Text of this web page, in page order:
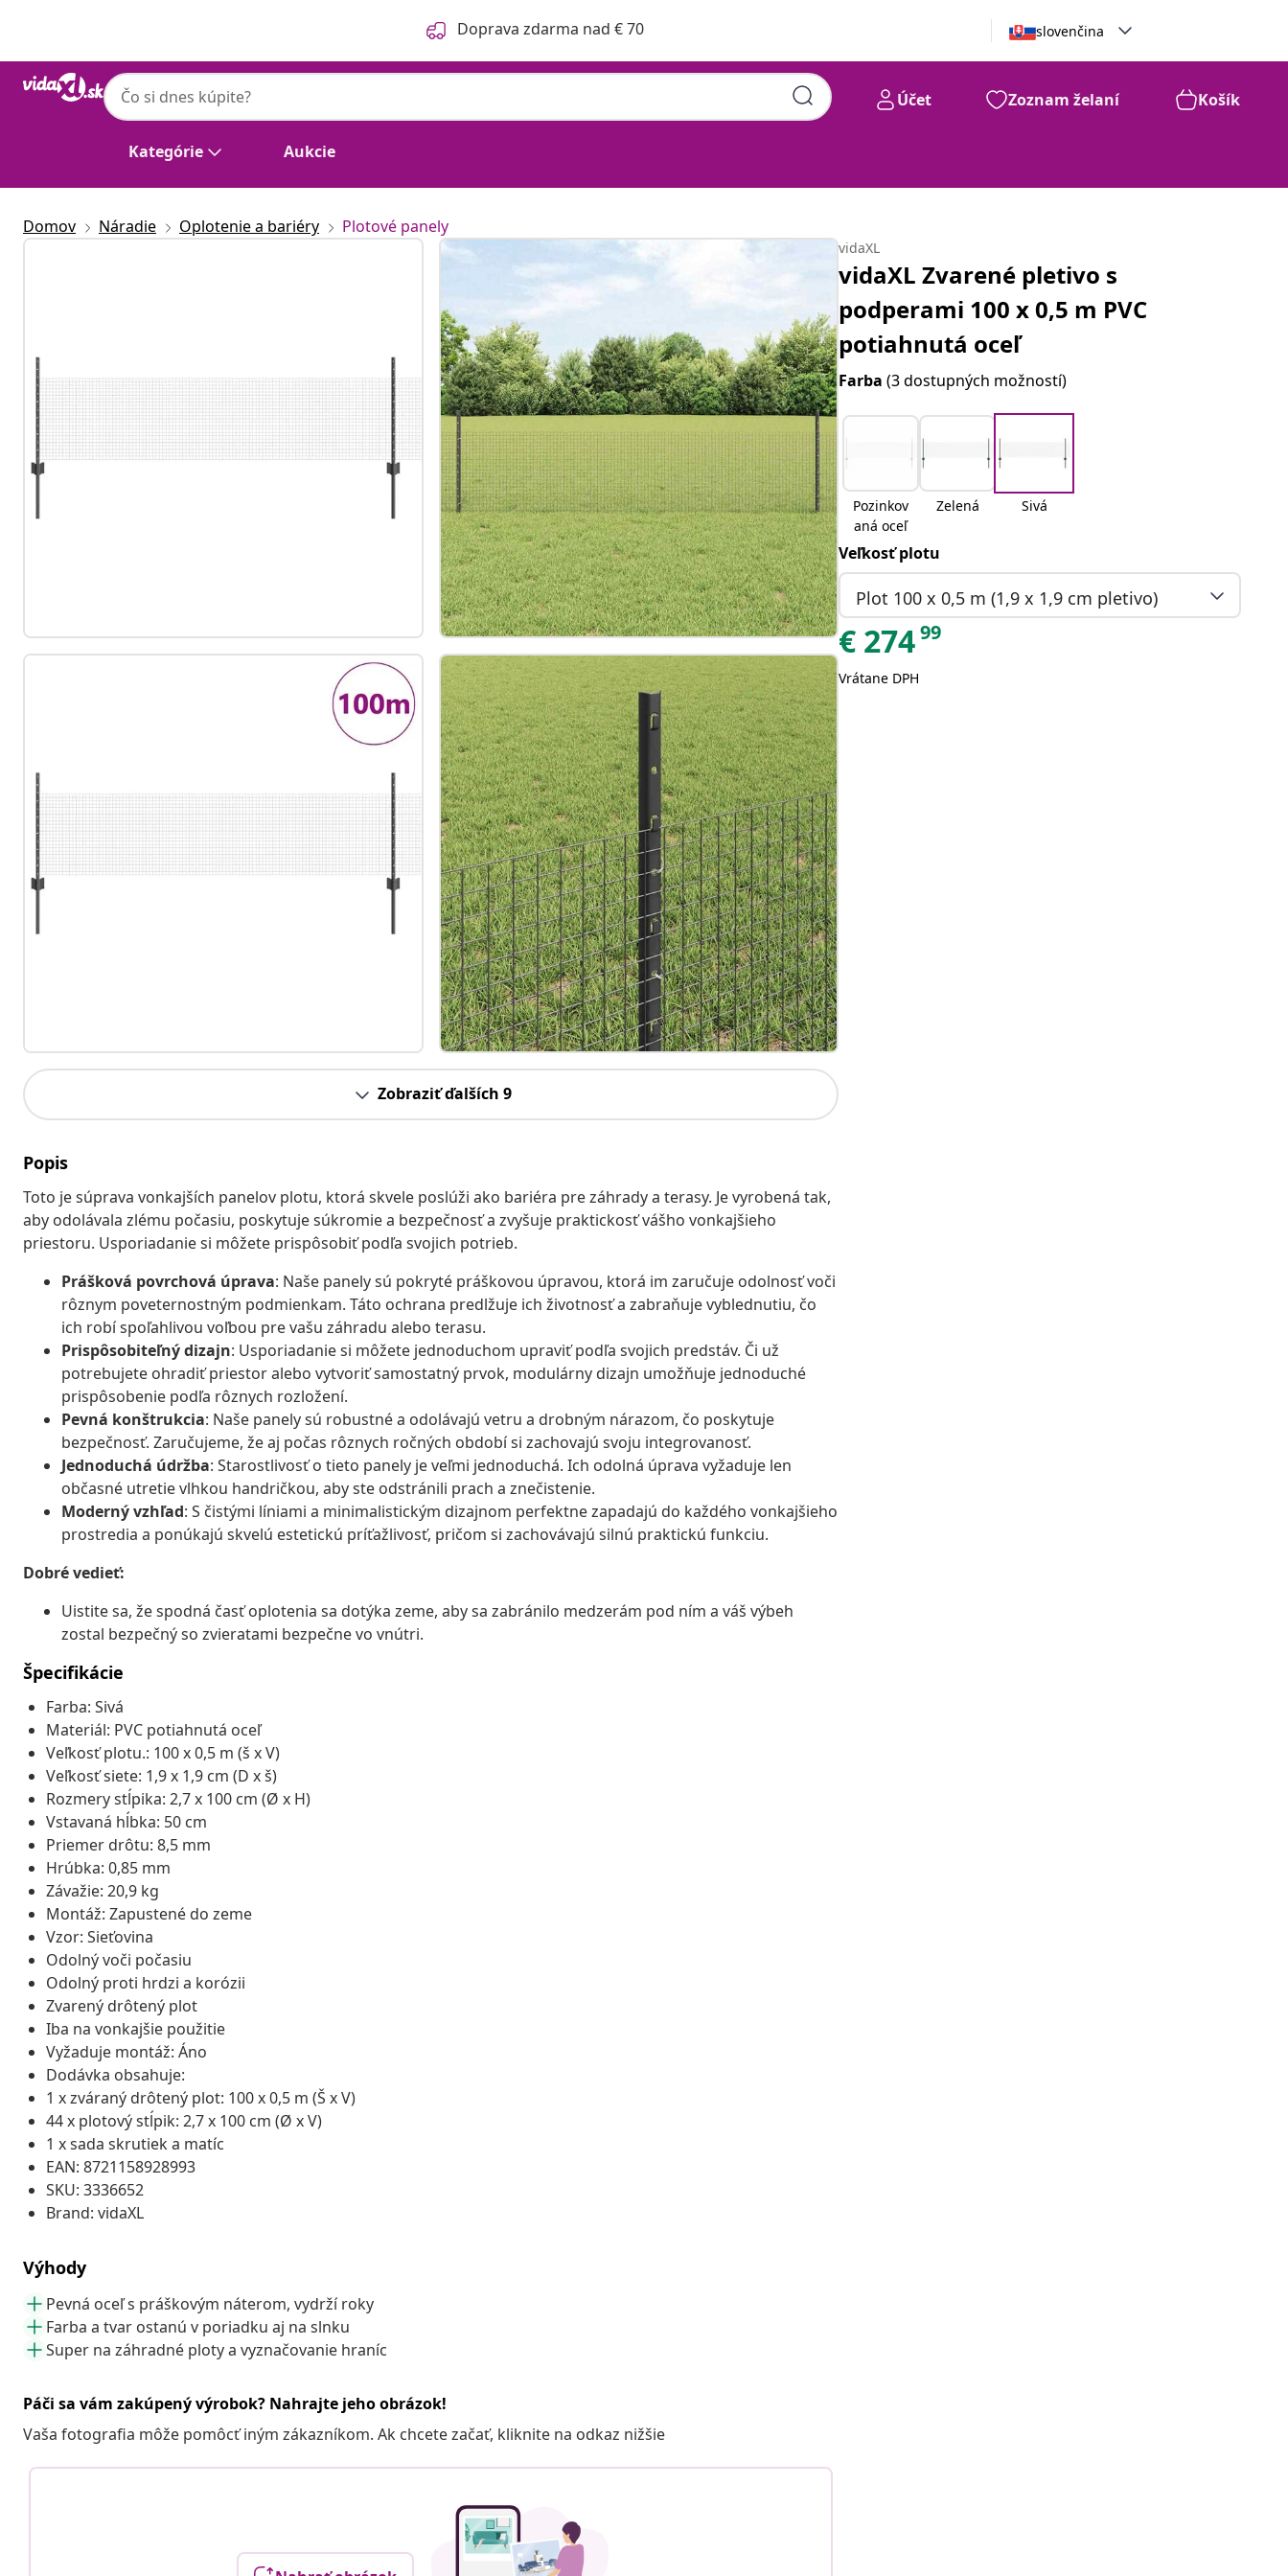
Doprava zdarma nad € 70 slovenčina
Kategórie Aukcie
Účet Zoznam želaní Košík
Domov Náradie Oplotenie a bariéry Plotové panely
Zobraziť ďalších 9
Popis
Toto je súprava vonkajších panelov plotu, ktorá skvele poslúži ako bariéra pre záhrady a terasy. Je vyrobená tak,
aby odolávala zlému počasiu, poskytuje súkromie a bezpečnosť a zvyšuje praktickosť vášho vonkajšieho
priestoru. Usporiadanie si môžete prispôsobiť podľa svojich potrieb.
Prášková povrchová úprava: Naše panely sú pokryté práškovou úpravou, ktorá im zaručuje odolnosť voči
rôznym poveternostným podmienkam. Táto ochrana predlžuje ich životnosť a zabraňuje vyblednutiu, čo
ich robí spoľahlivou voľbou pre vašu záhradu alebo terasu.
Prispôsobiteľný dizajn: Usporiadanie si môžete jednoduchom upraviť podľa svojich predstáv. Či už
potrebujete ohradiť priestor alebo vytvoriť samostatný prvok, modulárny dizajn umožňuje jednoduché
prispôsobenie podľa rôznych rozložení.
Pevná konštrukcia: Naše panely sú robustné a odolávajú vetru a drobným nárazom, čo poskytuje
bezpečnosť. Zaručujeme, že aj počas rôznych ročných období si zachovajú svoju integrovanosť.
Jednoduchá údržba: Starostlivosť o tieto panely je veľmi jednoduchá. Ich odolná úprava vyžaduje len
občasné utretie vlhkou handričkou, aby ste odstránili prach a znečistenie.
Moderný vzhľad: S čistými líniami a minimalistickým dizajnom perfektne zapadajú do každého vonkajšieho
prostredia a ponúkajú skvelú estetickú príťažlivosť, pričom si zachovávajú silnú praktickú funkciu.
Dobré vedieť:
Uistite sa, že spodná časť oplotenia sa dotýka zeme, aby sa zabránilo medzerám pod ním a váš výbeh
zostal bezpečný so zvieratami bezpečne vo vnútri.
Špecifikácie
Farba: Sivá
Materiál: PVC potiahnutá oceľ
Veľkosť plotu.: 100 x 0,5 m (š x V)
Veľkosť siete: 1,9 x 1,9 cm (D x š)
Rozmery stĺpika: 2,7 x 100 cm (Ø x H)
Vstavaná hĺbka: 50 cm
Priemer drôtu: 8,5 mm
Hrúbka: 0,85 mm
Závažie: 20,9 kg
Montáž: Zapustené do zeme
Vzor: Sieťovina
Odolný voči počasiu
Odolný proti hrdzi a korózii
Zvarený drôtený plot
Iba na vonkajšie použitie
Vyžaduje montáž: Áno
Dodávka obsahuje:
1 x zváraný drôtený plot: 100 x 0,5 m (Š x V)
44 x plotový stĺpik: 2,7 x 100 cm (Ø x V)
1 x sada skrutiek a matíc
EAN: 8721158928993
SKU: 3336652
Brand: vidaXL
Výhody
Pevná oceľ s práškovým náterom, vydrží roky
Farba a tvar ostanú v poriadku aj na slnku
Super na záhradné ploty a vyznačovanie hraníc
Páči sa vám zakúpený výrobok? Nahrajte jeho obrázok!
Vaša fotografia môže pomôcť iným zákazníkom. Ak chcete začať, kliknite na odkaz nižšie
vidaXL
vidaXL Zvarené pletivo s
podperami 100 x 0,5 m PVC
potiahnutá oceľ
Farba(3 dostupných možností)
Pozinkov
aná oceľ
Zelená Sivá
Veľkosť plotu
Plot 100 x 0,5 m (1,9 x 1,9 cm pletivo)
€ 27499
Vrátane DPH